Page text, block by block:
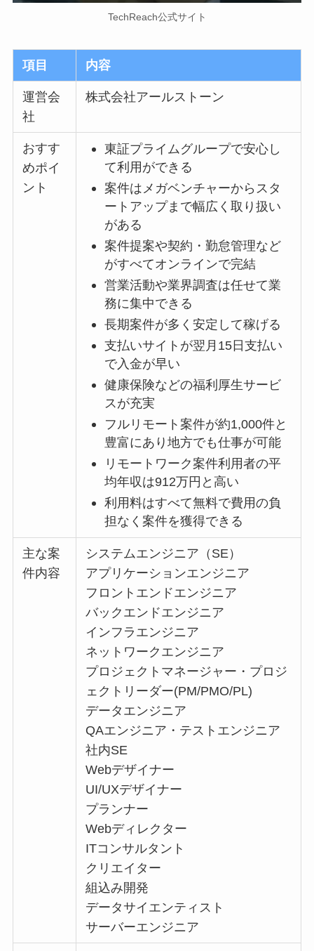
TechReach公式サイト
項目 内容
運営会
社
株式会社アールストーン
おすす
めポイ
ント
東証プライムグループで安心し
て利用ができる
案件はメガベンチャーからスタ
ートアップまで幅広く取り扱い
がある
案件提案や契約・勤怠管理など
がすべてオンラインで完結
営業活動や業界調査は任せて業
務に集中できる
長期案件が多く安定して稼げる
支払いサイトが翌月15日支払い
で入金が早い
健康保険などの福利厚生サービ
スが充実
フルリモート案件が約1,000件と
豊富にあり地方でも仕事が可能
リモートワーク案件利用者の平
均年収は912万円と高い
利用料はすべて無料で費用の負
担なく案件を獲得できる
主な案
件内容
システムエンジニア（SE）
アプリケーションエンジニア
フロントエンドエンジニア
バックエンドエンジニア
インフラエンジニア
ネットワークエンジニア
プロジェクトマネージャー・プロジ
ェクトリーダー(PM/PMO/PL)
データエンジニア
QAエンジニア・テストエンジニア
社内SE
Webデザイナー
UI/UXデザイナー
プランナー
Webディレクター
ITコンサルタント
クリエイター
組込み開発
データサイエンティスト
サーバーエンジニア